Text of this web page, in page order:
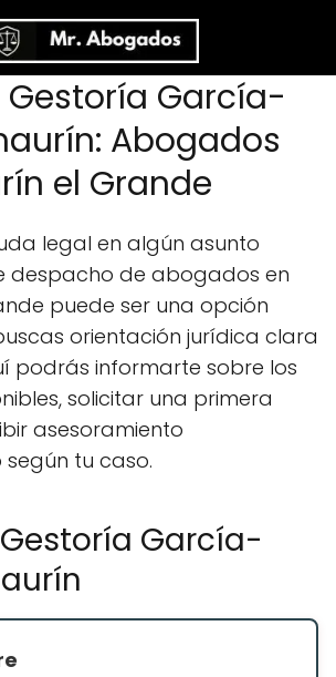
Gestoría García-
Abogados
el Grande
legal en algún asunto
despacho de abogados en
puede ser una opción
orientación jurídica clara
podrás informarte sobre los
solicitar una primera
asesoramiento
tu caso.
García-